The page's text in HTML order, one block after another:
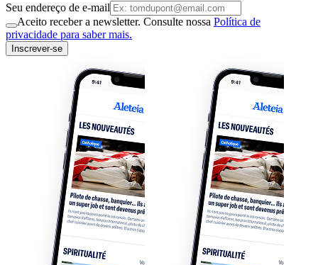
Seu endereço de e-mail
Aceito receber a newsletter. Consulte nossa Política de
privacidade para saber mais.
Inscrever-se